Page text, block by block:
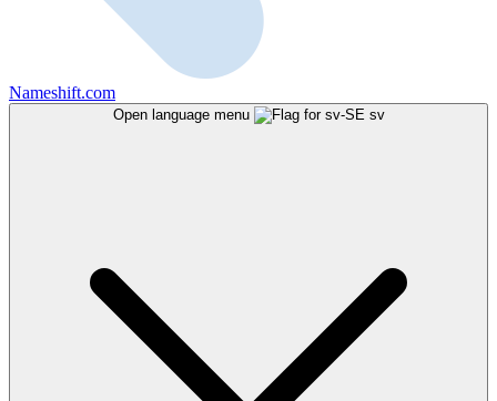
Nameshift.com
Open language menu sv